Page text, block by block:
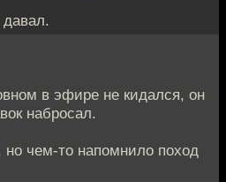
в эфире не кидался, он
набросал.
чем-то напомнило поход